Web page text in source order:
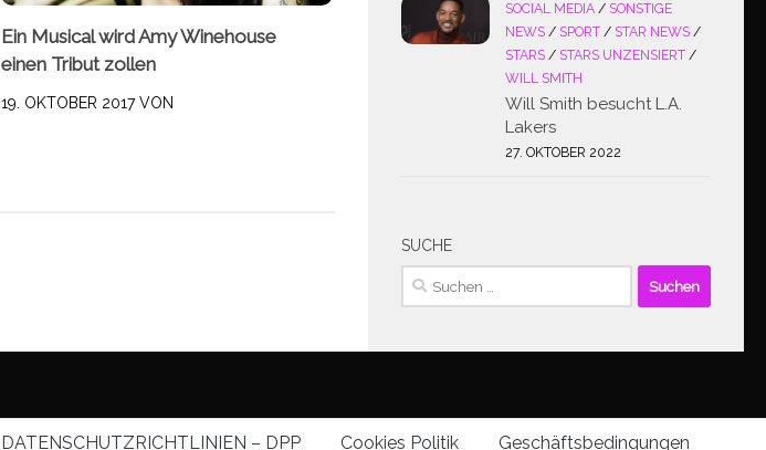
Ein Musical wird Amy Winehouse
einen Tribut zollen
19. OKTOBER 2017VON
SOCIAL MEDIA / SONSTIGE
NEWS / SPORT / STAR NEWS /
STARS / STARS UNZENSIERT /
WILL SMITH
Will Smith besucht L.A.
Lakers
27. OKTOBER 2022
SUCHE
Suchen
nach:
DATENSCHUTZRICHTLINIEN – DPP Cookies Politik Geschäftsbedingungen